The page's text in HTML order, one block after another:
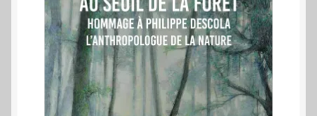
Protohistoire
Régionalisme
Ouvrir
le
menu
enfant
Romans
Ouvrir